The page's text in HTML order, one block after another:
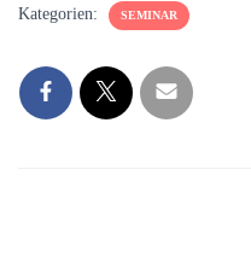
Kategorien: SEMINAR